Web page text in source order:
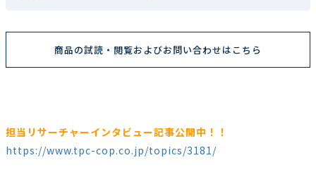
商品の試読・閲覧およびお問い合わせはこちら
担当リサーチャーインタビュー記事公開中！！
https://www.tpc-cop.co.jp/topics/3181/